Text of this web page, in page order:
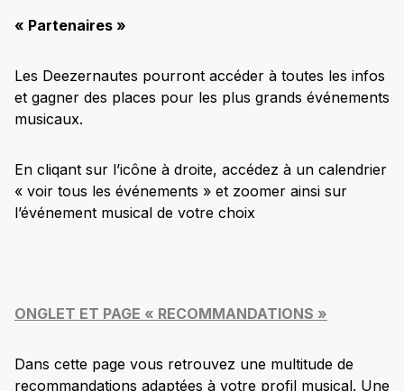
« Partenaires »
Les Deezernautes pourront accéder à toutes les infos
et gagner des places pour les plus grands événements
musicaux.
En cliqant sur l’icône à droite, accédez à un calendrier
« voir tous les événements » et zoomer ainsi sur
l’événement musical de votre choix
ONGLET ET PAGE « RECOMMANDATIONS »
Dans cette page vous retrouvez une multitude de
recommandations adaptées à votre profil musical. Une